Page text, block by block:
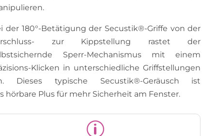
der 180°-Betätigung der Secustik®-Griffe von der
zur Kippstellung rastet der
Sperr-Mechanismus mit einem
Klicken in unterschiedliche Griffstellungen
Dieses typische Secustik®-Geräusch ist
hörbare Plus für mehr Sicherheit am Fenster.
p